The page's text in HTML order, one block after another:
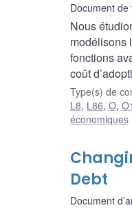
Document
Nous
modélisons
fonctions
coût
Type(s) de
L8, L86, O, O1
économiques
Debt
Document